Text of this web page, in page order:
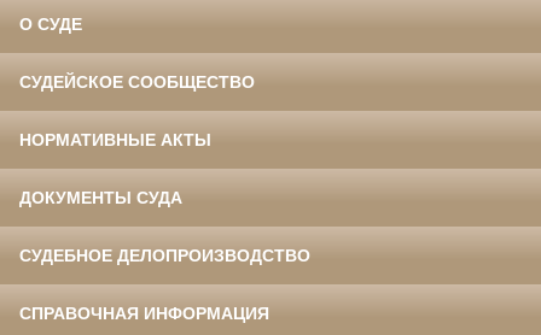
О СУДЕ
СУДЕЙСКОЕ СООБЩЕСТВО
НОРМАТИВНЫЕ АКТЫ
ДОКУМЕНТЫ СУДА
СУДЕБНОЕ ДЕЛОПРОИЗВОДСТВО
СПРАВОЧНАЯ ИНФОРМАЦИЯ